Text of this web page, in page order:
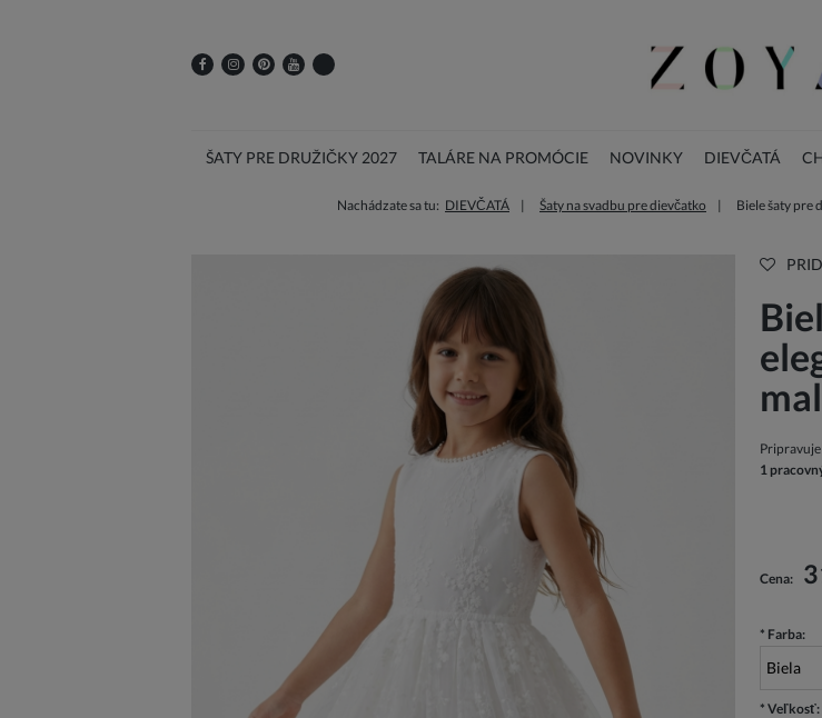
ŠATY PRE DRUŽIČKY 2027 TALÁRE NA PROMÓCIE NOVINKY DIEVČATÁ
Nachádzate sa tu: DIEVČATÁ Šaty na svadbu pre dievčatko Biele šaty pre
Pripravuje
1
V cene nie
Cena:
* Farba:
* Veľkosť: